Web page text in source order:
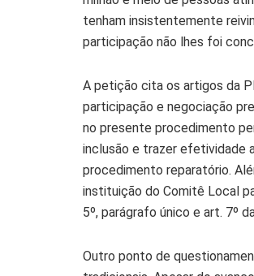
tenham insistentemente
participação não lhes foi
A petição cita os artigos da
participação e negociação
no presente procedimento
inclusão e trazer efetividade
procedimento reparatório.
instituição do Comitê Local
5º, parágrafo único e art. 7º
Outro ponto de